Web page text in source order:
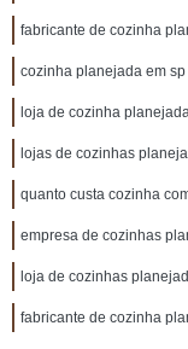
fabricante de cozinha
cozinha planejada em
loja de cozinha
lojas de cozinhas
quanto custa cozinha
empresa de cozinhas
loja de cozinhas
fabricante de cozinha